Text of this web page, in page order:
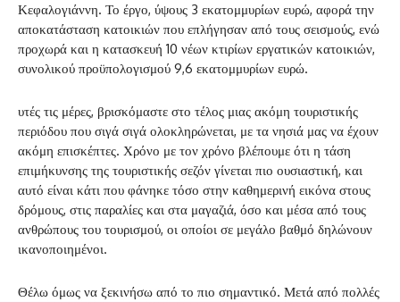
Κεφαλογιάννη. Το έργο, ύψους 3 εκατομμυρίων ευρώ, αφορά την
αποκατάσταση κατοικιών που επλήγησαν από τους σεισμούς, ενώ
προχωρά και η κατασκευή 10 νέων κτιρίων εργατικών κατοικιών,
συνολικού προϋπολογισμού 9,6 εκατομμυρίων ευρώ.
υτές τις μέρες, βρισκόμαστε στο τέλος μιας ακόμη τουριστικής
περιόδου που σιγά σιγά ολοκληρώνεται, με τα νησιά μας να έχουν
ακόμη επισκέπτες. Χρόνο με τον χρόνο βλέπουμε ότι η τάση
επιμήκυνσης της τουριστικής σεζόν γίνεται πιο ουσιαστική, και
αυτό είναι κάτι που φάνηκε τόσο στην καθημερινή εικόνα στους
δρόμους, στις παραλίες και στα μαγαζιά, όσο και μέσα από τους
ανθρώπους του τουρισμού, οι οποίοι σε μεγάλο βαθμό δηλώνουν
ικανοποιημένοι.
Θέλω όμως να ξεκινήσω από το πιο σημαντικό. Μετά από πολλές